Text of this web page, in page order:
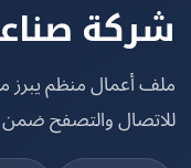
صناعة
منظم يبرز
والتصفح ضمن